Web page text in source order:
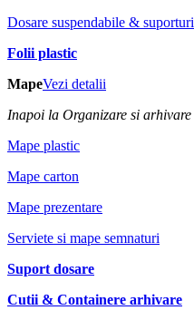
Dosare suspendabile & suporturi
Folii plastic
MapeVezi detalii
Inapoi la Organizare si arhivare
Mape plastic
Mape carton
Mape prezentare
Serviete si mape semnaturi
Suport dosare
Cutii & Containere arhivare